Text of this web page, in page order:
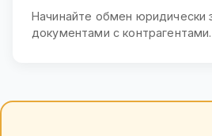
Начинайте обмен юридически
документами с контрагентами.